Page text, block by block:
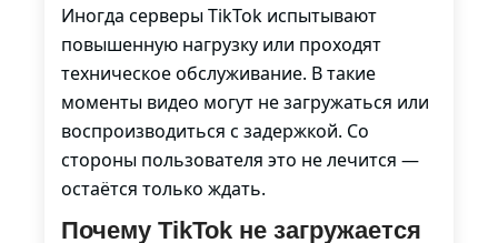
Иногда серверы TikTok испытывают
повышенную нагрузку или проходят
техническое обслуживание. В такие
моменты видео могут не загружаться или
воспроизводиться с задержкой. Со
стороны пользователя это не лечится —
остаётся только ждать.
Почему TikTok не загружается